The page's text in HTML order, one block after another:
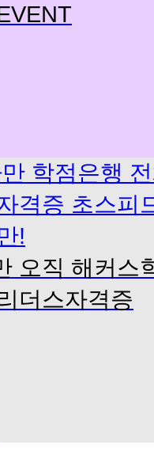
오직 해커스
더스자격증